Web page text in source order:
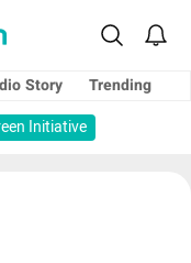
Story
Trending
Initiative